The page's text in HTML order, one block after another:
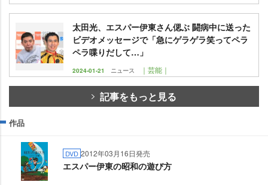
太田光、エスパー伊東さん偲ぶ 闘病中に送った
ビデオメッセージで「急にゲラゲラ笑ってペラ
ペラ喋りだして…」
2024-01-21 ニュース ｜芸能｜
記事をもっと見る
作品
DVD 2012年03月16日発売
エスパー伊東の昭和の遊び方